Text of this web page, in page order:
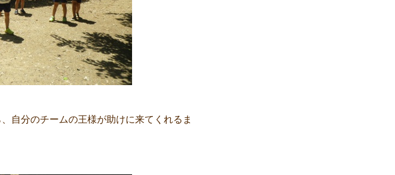
自分のチームの王様が助けに来てくれるま